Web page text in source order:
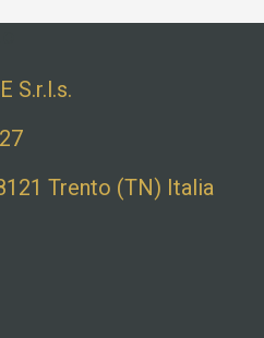
S.r.l.s.
Trento (TN) Italia